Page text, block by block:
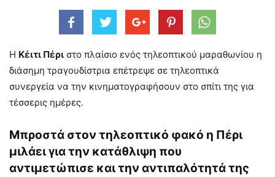
Η Κέιτι Πέρι στο πλαίσιο ενός τηλεοπτικού μαραθωνίου η
διάσημη τραγουδίστρια επέτρεψε σε τηλεοπτικά
συνεργεία να την κινηματογραφήσουν στο σπίτι της για
τέσσερις ημέρες.
Μπροστά στον τηλεοπτικό φακό η Πέρι
μιλάει για την κατάθλιψη που
αντιμετώπισε και την αντιπαλότητά της